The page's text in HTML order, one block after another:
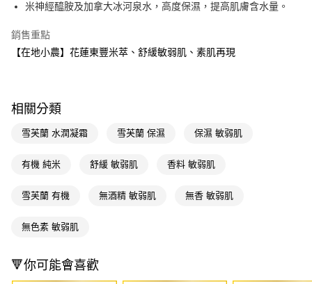
便利好安心！
１．簡單：不需註冊會員、不需綁卡、不需儲值。
２．便利：只要手機號碼，簡訊認證，即可結帳。
３．安心：先確認商品／服務後，再付款。
【「AFTEE先享後付」結帳流程】
結帳頁面，進行簡訊認證並確認金額後，即可完成結帳。
２．訂單成立數日內，您將收到繳費通知簡訊。
ATM／網路銀行／等多元方式進行付款，方視為交易完成。
後付繳納相關費用。
每筆NT$65，滿NT$390(含以上)免運費
付款後全家取貨
萊爾富取貨付款
米神經醯胺及加拿大冰河泉水，高度保濕，提高肌膚含水量。
銷售重點
【在地小農】花蓮東豐米萃、舒緩敏弱肌、素肌再現
相關分類
雪芙蘭 水潤凝霜 雪芙蘭 保濕 保濕 敏弱肌
有機 純米 舒緩 敏弱肌 香料 敏弱肌
雪芙蘭 有機 無酒精 敏弱肌 無香 敏弱肌
無色素 敏弱肌
🔻你可能會喜歡